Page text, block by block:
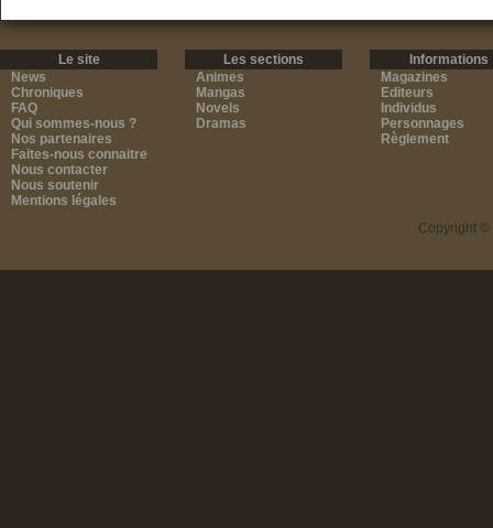
Le site
News
Chroniques
FAQ
Qui sommes-nous ?
Nos partenaires
Faites-nous connaitre
Nous contacter
Nous soutenir
Mentions légales
Les sections
Animes
Mangas
Novels
Dramas
Informations
Magazines
Editeurs
Individus
Personnages
Règlement
Copyright ©